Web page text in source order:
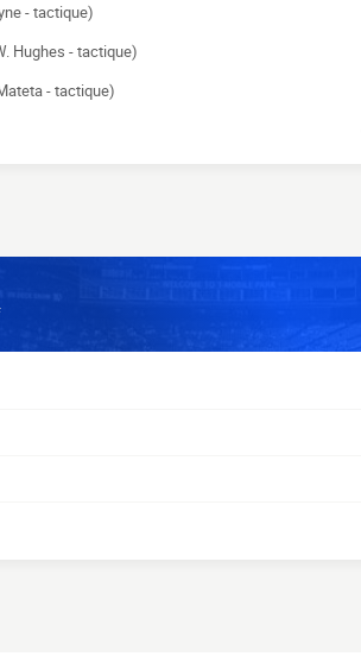
- tactique)
Hughes - tactique)
- tactique)